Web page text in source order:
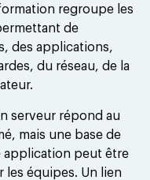
regroupe les
de
des applications,
du réseau, de la
serveur répond au
mais une base de
application peut être
les équipes. Un lien